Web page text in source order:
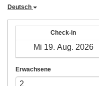
Deutsch
Check-in
Erwachsene